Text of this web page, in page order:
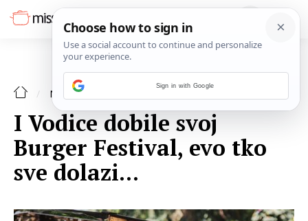
NAJAVE
I Vodice dobile svoj
Burger Festival, evo tko
sve dolazi...
Sign in with Google